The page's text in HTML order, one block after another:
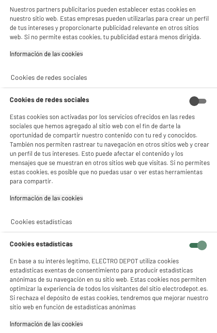
compare_product
★★★★★
★★★★★
4.4/5(107)
compare_product
Cepillo Moldeador de pelo REVLON 820W Iónico
Voluminizador One-Step RVDR5222E
Tipo de aparato : Cepillo aire caliente
Número de accesorios intercambiables : 1
Diámetro del cepillo : 70 mm
34€96
★★★★★
★★★★★
4.5/5(46)
compare_product
Cerámico Rizos Punta Fría ROWENTA CF2119C0
Diámetro del cepillo :
14€96
Nuestros partners publicitarios pueden establecer estas cookies en
nuestro sitio web. Estas empresas pueden utilizarlas para crear un perfil
de tus intereses y proporcionarte publicidad relevante en otros sitios
web. Si no permite estas cookies, tu publicidad estará menos dirigida.
Información de las cookies‎
Cookies de redes sociales
Cookies de redes sociales
Estas cookies son activadas por los servicios ofrecidos en las redes
sociales que hemos agregado al sitio web con el fin de darte la
oportunidad de compartir nuestro contenido con tu red y conocidos.
También nos permiten rastrear tu navegación en otros sitios web y crear
un perfil de tus intereses. Esto puede afectar el contenido y los
mensajes que se muestran en otros sitios web que visitas. Si no permites
estas cookies, es posible que no puedas usar o ver estas herramientas
para compartir.
Información de las cookies‎
Cookies estadísticas
Cookies estadísticas
En base a su interés legítimo, ELECTRO DEPOT utiliza cookies
estadísticas exentas de consentimiento para producir estadísticas
anónimas de su navegación en su sitio web. Estas cookies nos permiten
optimizar la experiencia de todos los visitantes del sitio electrodepot.es.
Si rechaza el depósito de estas cookies, tendremos que mejorar nuestro
sitio web en función de estadísticas anónimas
Información de las cookies‎